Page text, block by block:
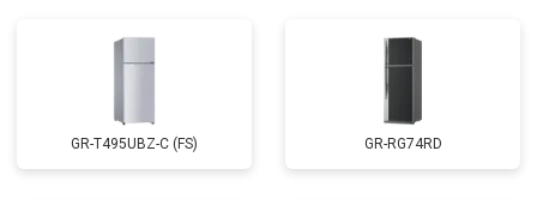
GR-T495UBZ-C (FS) GR-RG74RD